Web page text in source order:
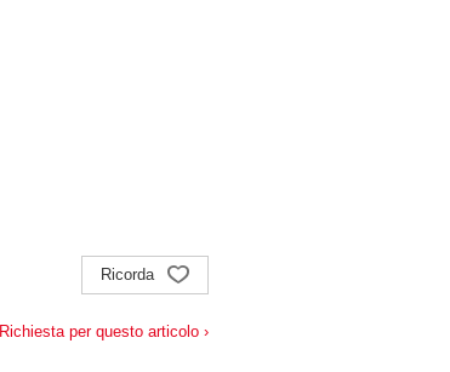
Ricorda
Richiesta per questo articolo ›